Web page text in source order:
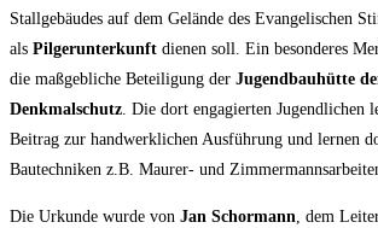
Stallgebäudes auf dem Gelände des Evangelischen
als Pilgerunterkunft dienen soll. Ein besonderes
die maßgebliche Beteiligung der Jugendbauhütte
Denkmalschutz. Die dort engagierten Jugendlichen
Beitrag zur handwerklichen Ausführung und lernen
Bautechniken z.B. Maurer- und
Die Urkunde wurde von Jan Schormann, dem